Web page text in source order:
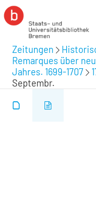
Zeitungen
Remarques über
Jahres. 1699-1707
Septembr.